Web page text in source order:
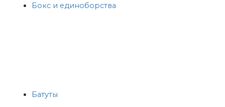
Бокс и единоборства
Батуты